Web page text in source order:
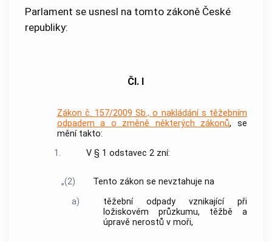
Parlament se usnesl na tomto zákoně České
republiky:
Čl. I
Zákon č. 157/2009 Sb., o nakládání s těžebním
odpadem a o změně některých zákonů, se
mění takto:
1.
V § 1 odstavec 2 zní:
„(2)
Tento zákon se nevztahuje na
a)
těžební odpady vznikající při
ložiskovém průzkumu, těžbě a
úpravě nerostů v moři,